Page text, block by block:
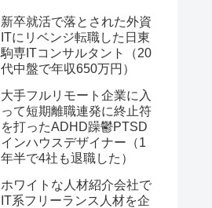
新卒就活で落とされた外資
ITにリベンジ転職した日東
駒専ITコンサルタント（20
代中盤で年収650万円）
大手フルリモート企業に入
って短期離職連発に終止符
を打ったADHD躁鬱PTSD
インハウスデザイナー（1
年半で4社も退職した）
ホワイトな人材紹介会社で
IT系フリーランス人材を企